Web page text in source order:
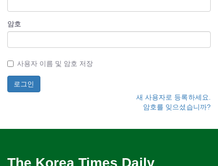
암호
사용자 이름 및 암호 저장
새 사용자로 등록하세요.
암호를 잊으셨습니까?
The Korea Times Daily